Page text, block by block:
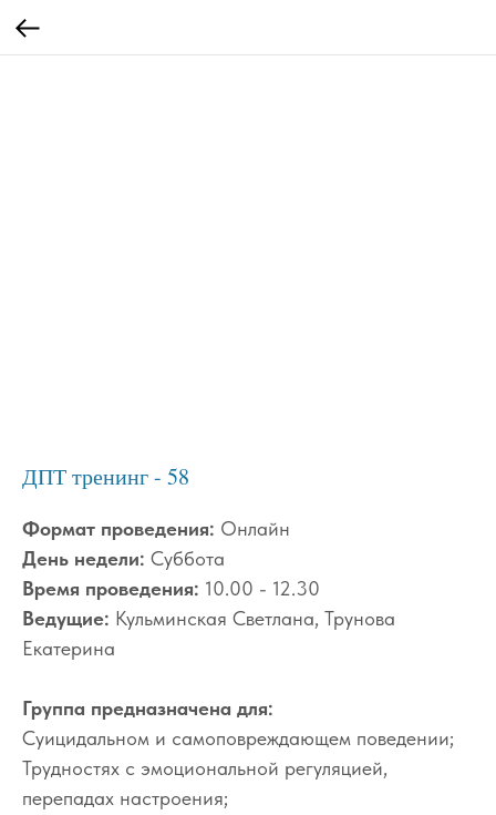
ДПТ тренинг - 58
Формат проведения: Онлайн
День недели: Суббота
Время проведения: 10.00 - 12.30
Ведущие: Кульминская Светлана, Трунова
Екатерина
Группа предназначена для:
Суицидальном и самоповреждающем поведении;
Трудностях с эмоциональной регуляцией,
перепадах настроения;